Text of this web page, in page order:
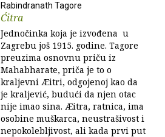
Rabindranath Tagore
Ćitra
Jednočinka koja je izvođena u
Zagrebu još 1915. godine. Tagore
preuzima osnovnu priču iz
Mahabharate, priča je to o
kraljevni Æitri, odgojenoj kao da
je kraljević, budući da njen otac
nije imao sina. Æitra, ratnica, ima
osobine muškarca, neustrašivost i
nepokolebljivost, ali kada prvi put